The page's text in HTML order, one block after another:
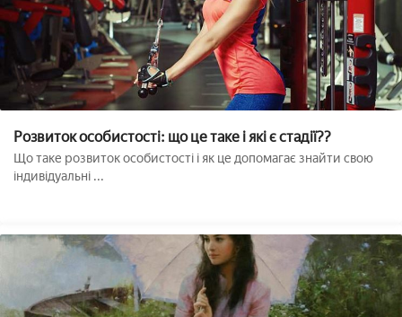
Розвиток особистості: що це таке і які є стадії??
Що таке розвиток особистості і як це допомагає знайти свою
індивідуальні ...